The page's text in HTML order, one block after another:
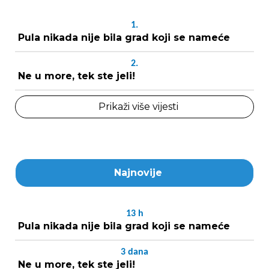
1.
Pula nikada nije bila grad koji se nameće
2.
Ne u more, tek ste jeli!
Prikaži više vijesti
Najnovije
13 h
Pula nikada nije bila grad koji se nameće
3 dana
Ne u more, tek ste jeli!